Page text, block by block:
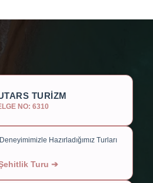
TURİZM
NO: 6310
Hazırladığımız Turları
Turu ➔